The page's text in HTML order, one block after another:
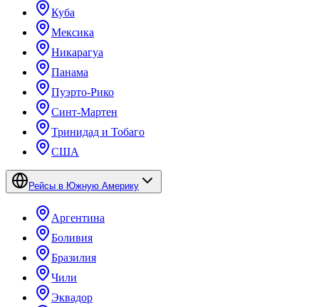
Куба
Мексика
Никарагуа
Панама
Пуэрто-Рико
Синт-Мартен
Тринидад и Тобаго
США
Рейсы в Южную Америку
Аргентина
Боливия
Бразилия
Чили
Эквадор